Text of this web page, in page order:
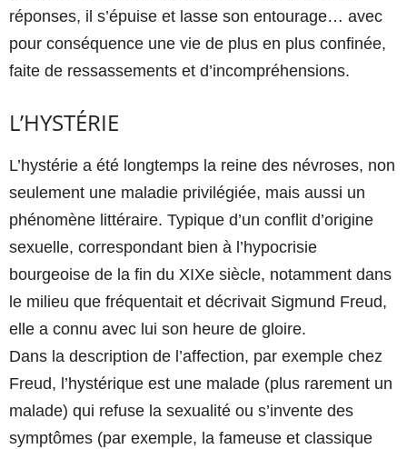
réponses, il s’épuise et lasse son entourage… avec
pour conséquence une vie de plus en plus confinée,
faite de ressassements et d’incompréhensions.
L’HYSTÉRIE
L’hystérie a été longtemps la reine des névroses, non
seulement une maladie privilégiée, mais aussi un
phénomène littéraire. Typique d’un conflit d’origine
sexuelle, correspondant bien à l’hypocrisie
bourgeoise de la fin du XIXe siècle, notamment dans
le milieu que fréquentait et décrivait Sigmund Freud,
elle a connu avec lui son heure de gloire.
Dans la description de l’affection, par exemple chez
Freud, l’hystérique est une malade (plus rarement un
malade) qui refuse la sexualité ou s’invente des
symptômes (par exemple, la fameuse et classique